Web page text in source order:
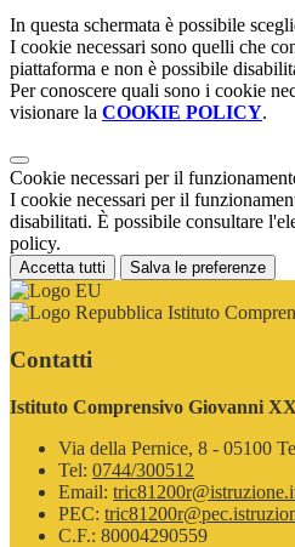
In questa schermata è possibile
I cookie necessari sono quelli che
piattaforma e non è possibile
Per conoscere quali sono i cookie
visionare la COOKIE POLICY.
Cookie necessari per il
I cookie necessari per il
disabilitati. È possibile consultare
policy.
Accetta tutti Salva le preferenze
Istituto
Contatti
Istituto Comprensivo Giovanni
Via della Pernice, 8 - 05100
Tel: 0744/300512
Email:
PEC:
C.F.: 80004290559